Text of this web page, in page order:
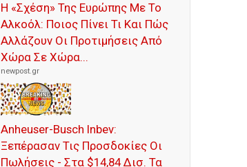
Η «Σχέση» Της Ευρώπης Με Το
Αλκοόλ: Ποιος Πίνει Τι Και Πώς
Αλλάζουν Οι Προτιμήσεις Από
Χώρα Σε Χώρα...
newpost.gr
Anheuser-Busch Inbev:
Ξεπέρασαν Τις Προσδοκίες Οι
Πωλήσεις - Στα $14,84 Δισ. Τα